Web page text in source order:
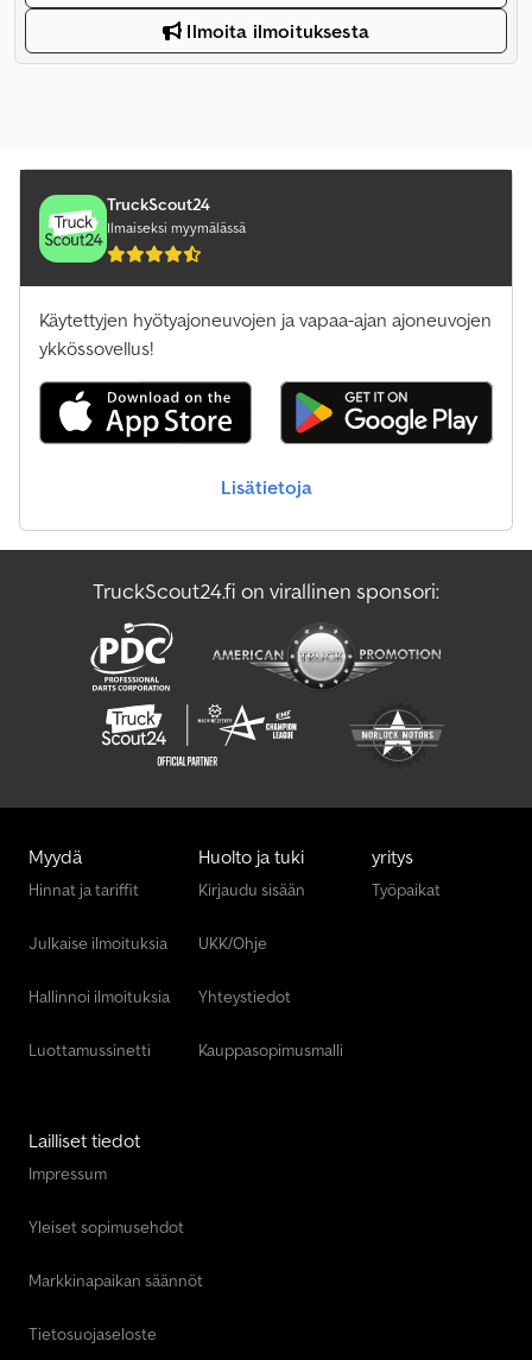
Ilmoita ilmoituksesta
TruckScout24
Ilmaiseksi myymälässä
Käytettyjen hyötyajoneuvojen ja vapaa-ajan ajoneuvojen
ykkössovellus!
Lisätietoja
TruckScout24.fi on virallinen sponsori:
Myydä
Hinnat ja tariffit
Julkaise ilmoituksia
Hallinnoi ilmoituksia
Luottamussinetti
Huolto ja tuki
Kirjaudu sisään
UKK/Ohje
Yhteystiedot
Kauppasopimusmalli
yritys
Työpaikat
Lailliset tiedot
Impressum
Yleiset sopimusehdot
Markkinapaikan säännöt
Tietosuojaseloste